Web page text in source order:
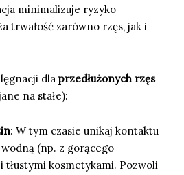
minimalizuje ryzyko
trwałość zarówno rzęs, jak i
dla przedłużonych rzęs
na stałe):
: W tym czasie unikaj kontaktu
(np. z gorącego
tłustymi kosmetykami. Pozwoli